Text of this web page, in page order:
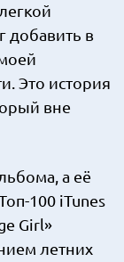
добавить в
Это история
вне
а её
100 iTunes
Girl»
летних